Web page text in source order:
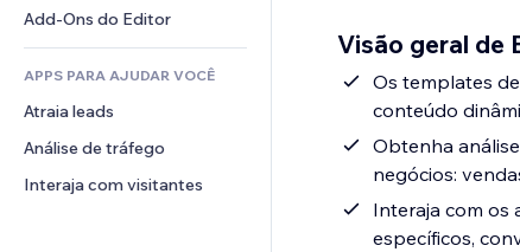
Calculadoras
Busca
Previsão do tempo
Tabelas e gráficos
Comunidade
Avaliações e depoimentos
CRM
Add-Ons do Editor
APPS PARA AJUDAR VOCÊ
Atraia leads
Análise de tráfego
Interaja com visitantes
Visão geral de
Os templates
conteúdo
Obtenha
negócios:
Interaja com os
específicos,